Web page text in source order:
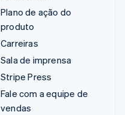
Plano de ação do
produto
Carreiras
Sala de imprensa
Stripe Press
Fale com a equipe de
vendas